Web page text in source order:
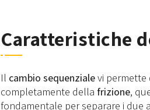
Caratteristiche
Il cambio sequenzialevi permette
completamente della frizione,
fondamentale per separare i due